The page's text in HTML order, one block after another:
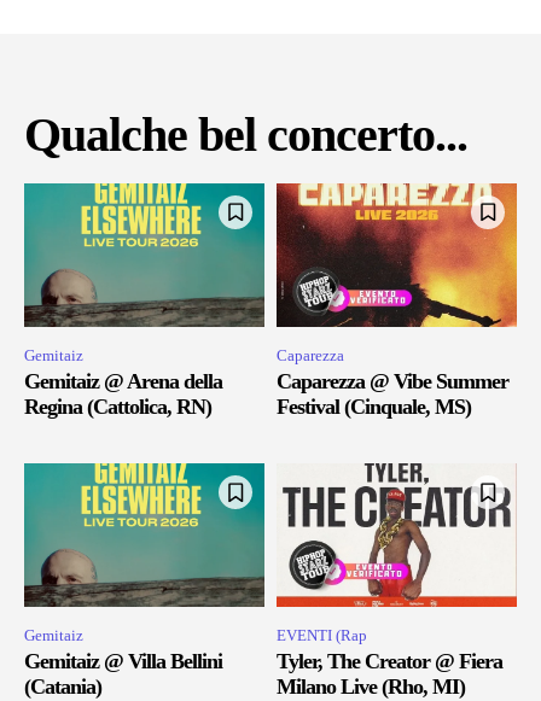
Qualche bel concerto...
Gemitaiz
Gemitaiz @ Arena della
Regina (Cattolica, RN)
Caparezza
Caparezza @ Vibe Summer
Festival (Cinquale, MS)
Gemitaiz
Gemitaiz @ Villa Bellini
(Catania)
EVENTI (Rap
Tyler, The Creator @ Fiera
Milano Live (Rho, MI)